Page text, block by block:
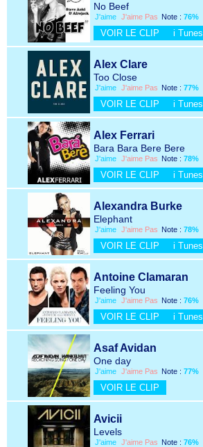
No Beef
J'aime J'aime Pas Note : 76%
VOIR LE CLIP i Tunes
Alex Clare
Too Close
J'aime J'aime Pas Note : 77%
VOIR LE CLIP i Tunes
Alex Ferrari
Bara Bara Bere Bere
J'aime J'aime Pas Note : 78%
VOIR LE CLIP i Tunes
Alexandra Burke
Elephant
J'aime J'aime Pas Note : 78%
VOIR LE CLIP i Tunes
Antoine Clamaran
Feeling You
J'aime J'aime Pas Note : 76%
VOIR LE CLIP i Tunes
Asaf Avidan
One day
J'aime J'aime Pas Note : 77%
VOIR LE CLIP
Avicii
Levels
J'aime J'aime Pas Note : 76%